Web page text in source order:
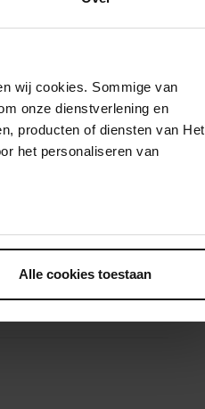
wij cookies. Sommige van
onze dienstverlening en
producten of diensten van Het
het personaliseren van
of intrekken.
Alle cookies toestaan